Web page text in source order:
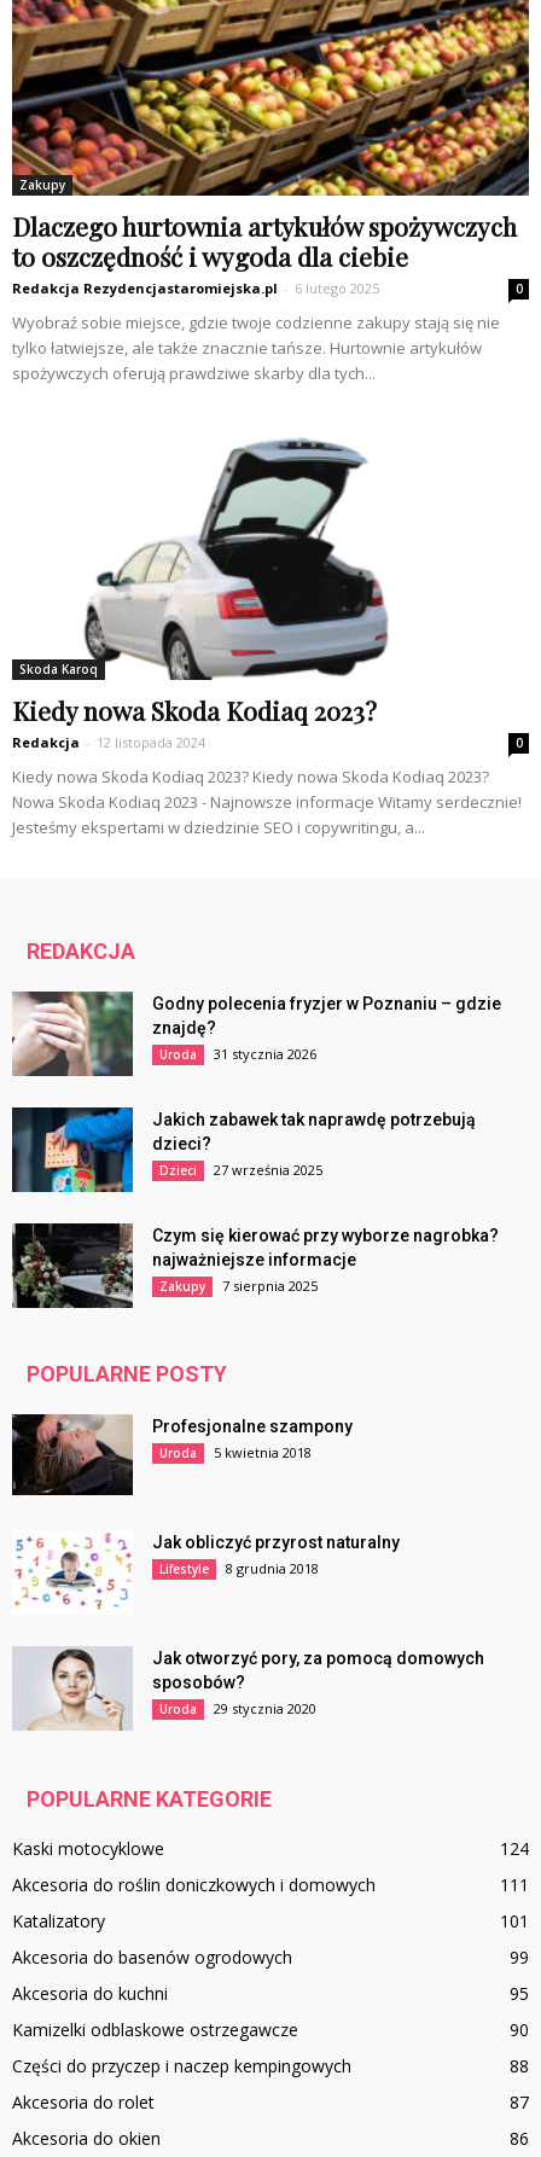
Zakupy
Dlaczego hurtownia artykułów spożywczych
to oszczędność i wygoda dla ciebie
Redakcja Rezydencjastaromiejska.pl - 6 lutego 2025 0
Wyobraź sobie miejsce, gdzie twoje codzienne zakupy stają się nie
tylko łatwiejsze, ale także znacznie tańsze. Hurtownie artykułów
spożywczych oferują prawdziwe skarby dla tych...
Skoda Karoq
Kiedy nowa Skoda Kodiaq 2023?
Redakcja - 12 listopada 2024 0
Kiedy nowa Skoda Kodiaq 2023? Kiedy nowa Skoda Kodiaq 2023?
Nowa Skoda Kodiaq 2023 - Najnowsze informacje Witamy serdecznie!
Jesteśmy ekspertami w dziedzinie SEO i copywritingu, a...
REDAKCJA
Godny polecenia fryzjer w Poznaniu – gdzie
znajdę?
Uroda 31 stycznia 2026
Jakich zabawek tak naprawdę potrzebują
dzieci?
Dzieci 27 września 2025
Czym się kierować przy wyborze nagrobka?
najważniejsze informacje
Zakupy 7 sierpnia 2025
POPULARNE POSTY
Profesjonalne szampony
Uroda 5 kwietnia 2018
Jak obliczyć przyrost naturalny
Lifestyle 8 grudnia 2018
Jak otworzyć pory, za pomocą domowych
sposobów?
Uroda 29 stycznia 2020
POPULARNE KATEGORIE
Kaski motocyklowe
124
Akcesoria do roślin doniczkowych i domowych
111
Katalizatory
101
Akcesoria do basenów ogrodowych
99
Akcesoria do kuchni
95
Kamizelki odblaskowe ostrzegawcze
90
Części do przyczep i naczep kempingowych
88
Akcesoria do rolet
87
Akcesoria do okien
86